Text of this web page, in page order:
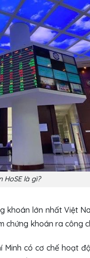
HoSE là gì?
khoán lớn nhất Việt
chứng khoán ra công
Minh có cơ chế hoạt